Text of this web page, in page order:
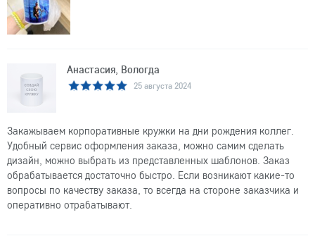
Анастасия, Вологда
25 августа 2024
Закажываем корпоративные кружки на дни рождения коллег.
Удобный сервис оформления заказа, можно самим сделать
дизайн, можно выбрать из представленных шаблонов. Заказ
обрабатывается достаточно быстро. Если возникают какие-то
вопросы по качеству заказа, то всегда на стороне заказчика и
оперативно отрабатывают.